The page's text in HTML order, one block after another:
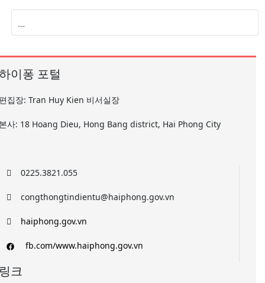
이퐁 포털
집장: Tran Huy Kien 비서실장
사: 18 Hoang Dieu, Hong Bang district, Hai Phong City
0225.3821.055
congthongtindientu@haiphong.gov.vn
haiphong.gov.vn
fb.com/www.haiphong.gov.vn
크